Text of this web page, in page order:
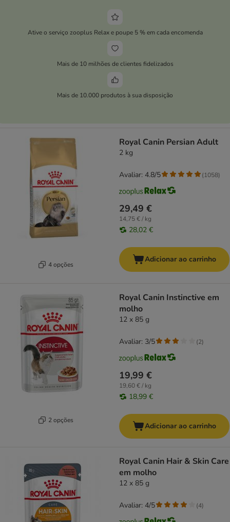
Ative o serviço zooplus Relax e poupe 5 % em cada encomenda
Mais de 10 milhões de clientes fidelizados
Mais de 10.000 produtos à sua disposição
4 opções
Royal Canin Persian Adult
2 kg
29,49 €
14,75 € / kg
28,02 €
Avaliar: 4.8/5 (1058)
Adicionar ao carrinho
2 opções
Royal Canin Instinctive em
molho
12 x 85 g
19,99 €
19,60 € / kg
18,99 €
Avaliar: 3/5 (2)
Adicionar ao carrinho
Royal Canin Hair & Skin Care
em molho
12 x 85 g
Avaliar: 4/5 (4)